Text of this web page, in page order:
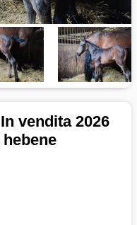
vendita 2026